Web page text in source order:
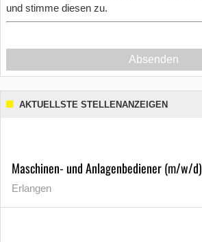
und stimme diesen zu.
Absenden
AKTUELLSTE STELLENANZEIGEN
Maschinen- und Anlagenbediener (m/w/d)
Erlangen